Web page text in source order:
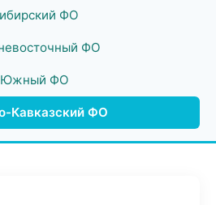
ФО
ФО
Южный ФО
Кавказский ФО